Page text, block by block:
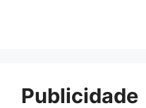
Publicidade